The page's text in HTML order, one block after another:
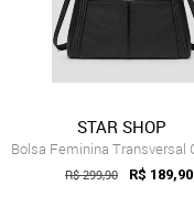
STAR SHOP
R$ 299,90 R$ 189,90